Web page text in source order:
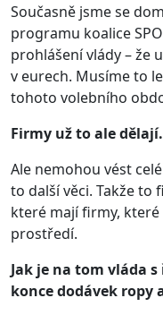
Současně jsme se
programu koalice
prohlášení vlády – že
v eurech. Musíme to
tohoto volebního
Firmy už to ale dělají.
Ale nemohou vést
to další věci. Takže to
které mají firmy,
prostředí.
Jak je na tom vláda
konce dodávek ropy